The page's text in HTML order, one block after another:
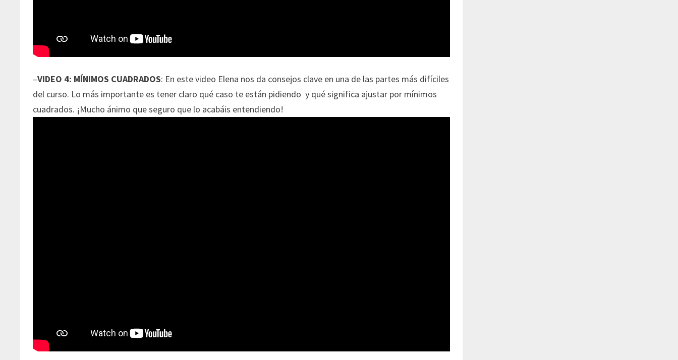
–VIDEO 4: MÍNIMOS CUADRADOS: En este video Elena nos da consejos clave en una de las partes más difíciles
del curso. Lo más importante es tener claro qué caso te están pidiendo y qué significa ajustar por mínimos
cuadrados. ¡Mucho ánimo que seguro que lo acabáis entendiendo!